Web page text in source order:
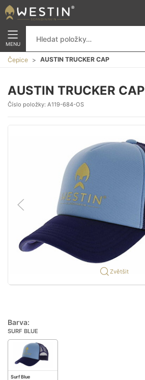
MENU
Čepice AUSTIN TRUCKER CAP
AUSTIN TRUCKER CAP
Číslo položky: A119-684-OS
Zvětšit
Barva:
SURF BLUE
Surf Blue